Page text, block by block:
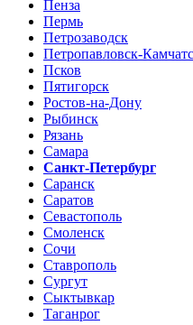
Пенза
Пермь
Петрозаводск
Петропавловск-
Псков
Пятигорск
Ростов-на-Дону
Рыбинск
Рязань
Самара
Санкт-Петербург
Саранск
Саратов
Севастополь
Смоленск
Сочи
Ставрополь
Сургут
Сыктывкар
Таганрог